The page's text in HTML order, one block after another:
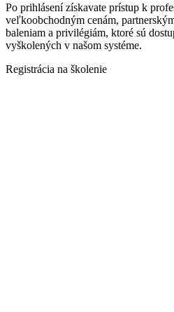
Po prihlásení získavate prístup k
veľkoobchodným cenám,
baleniam a privilégiám, ktoré sú
vyškolených v našom systéme.
Registrácia na školenie